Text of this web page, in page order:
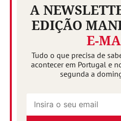
A
EDIÇÃO
E-
Tudo o que precisa de
acontecer em Portugal e
segunda a